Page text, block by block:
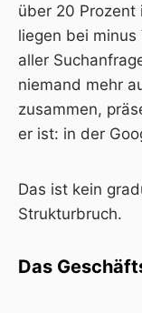
über 20 Prozent
liegen bei
aller
niemand mehr
zusammen,
er ist: in der
Das ist kein
Strukturbruch.
Das